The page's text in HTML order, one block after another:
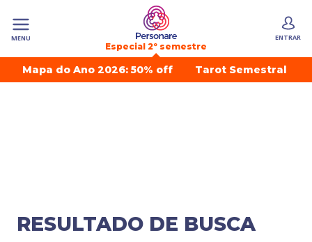
MENU
Especial 2º semestre
ENTRAR
Mapa do Ano 2026: 50% off Tarot Semestral
RESULTADO DE BUSCA